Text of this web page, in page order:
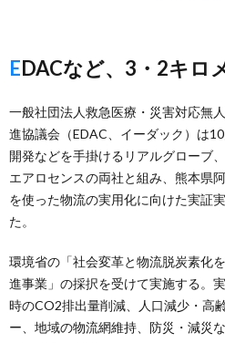
EDACなど、3・2キ
一般社団法人救急医療・災害対応無
進協議会（EDAC、イーダック）は
開発などを手掛けるリアルグローブ
エアロセンスの両社と組み、熊本県
を使った物流の実用化に向けた実証
た。
環境省の「社会変革と物流脱炭素化
進事業」の採択を受けて実施する。
時のCO2排出量削減、人口減少・高
ー、地域の物流網維持、防災・減災